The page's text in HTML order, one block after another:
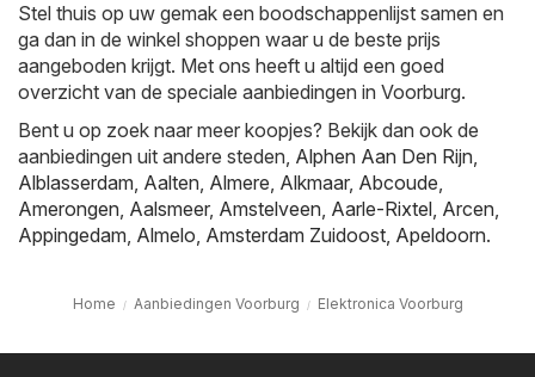
Stel thuis op uw gemak een boodschappenlijst samen en
ga dan in de winkel shoppen waar u de beste prijs
aangeboden krijgt. Met ons heeft u altijd een goed
overzicht van de speciale aanbiedingen in Voorburg.
Bent u op zoek naar meer koopjes? Bekijk dan ook de
aanbiedingen uit andere steden, Alphen Aan Den Rijn,
Alblasserdam, Aalten, Almere, Alkmaar, Abcoude,
Amerongen, Aalsmeer, Amstelveen, Aarle-Rixtel, Arcen,
Appingedam, Almelo, Amsterdam Zuidoost, Apeldoorn.
Home Aanbiedingen Voorburg Elektronica Voorburg